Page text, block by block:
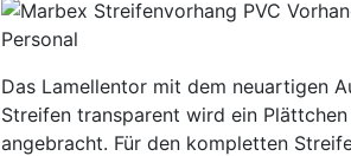
Das Lamellentor mit dem neuartigen
Streifen transparent wird ein
angebracht. Für den kompletten